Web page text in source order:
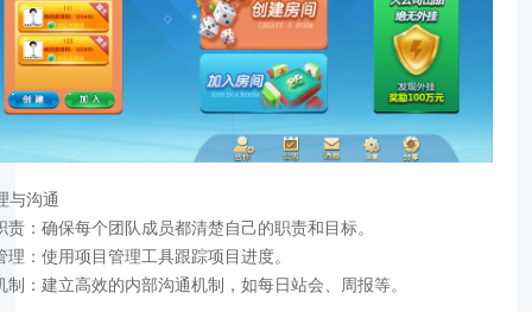
与沟通
责：确保每个团队成员都清楚自己的职责和目标。
理：使用项目管理工具跟踪项目进度。
制：建立高效的内部沟通机制，如每日站会、周报等。